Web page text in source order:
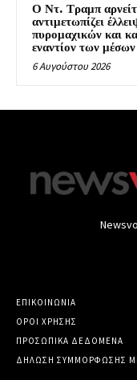
Ο Ντ. Τραμπ
αντιμετωπίζει
πυρομαχικών και
εναντίον των
6 Αυγούστου 2026
ΕΠΙΚΟΙΝΩΝΙΑ
ΟΡΟΙ ΧΡΗΣΗΣ
ΠΡΟΣΩΠΙΚΑ ΔΕΔΟΜΕΝΑ
ΔΗΛΩΣΗ ΣΥΜΜΟΡΦΩΣΗΣ ΜΕ